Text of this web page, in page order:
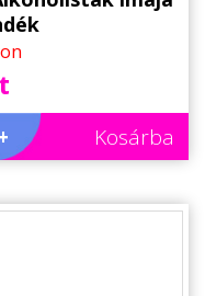
Kosárba